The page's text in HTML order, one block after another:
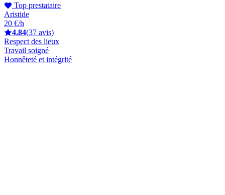
Top prestataire
Aristide
20 €/h
4,84(37 avis)
Respect des lieux
Travail soigné
Honnêteté et intégrité